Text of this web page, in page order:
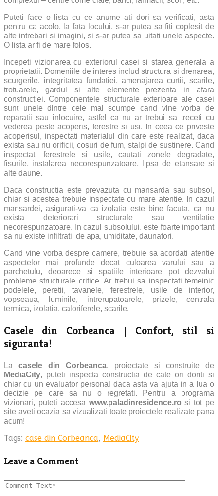
Puteti face o lista cu ce anume ati dori sa verificati, asta
pentru ca acolo, la fata locului, s-ar putea sa fiti coplesit de
alte intrebari si imagini, si s-ar putea sa uitati unele aspecte.
O lista ar fi de mare folos.
Incepeti vizionarea cu exteriorul casei si starea generala a
proprietatii. Domeniile de interes includ structura si drenarea,
scurgerile, integritatea fundatiei, amenajarea curtii, scarile,
trotuarele, gardul si alte elemente prezenta in afara
constructiei. Componentele structurale exterioare ale casei
sunt unele dintre cele mai scumpe cand vine vorba de
reparatii sau inlocuire, astfel ca nu ar trebui sa treceti cu
vederea peste acoperis, ferestre si usi. In ceea ce priveste
acoperisul, inspectati materialul din care este realizat, daca
exista sau nu orificii, cosuri de fum, stalpi de sustinere. Cand
inspectati ferestrele si usile, cautati zonele degradate,
fisurile, instalarea necorespunzatoare, lipsa de etansare si
alte daune.
Daca constructia este prevazuta cu mansarda sau subsol,
chiar si acestea trebuie inspectate cu mare atentie. In cazul
mansardei, asigurati-va ca izolatia este bine facuta, ca nu
exista deteriorari structurale sau ventilatie
necorespunzatoare. In cazul subsolului, este foarte important
sa nu existe infiltratii de apa, umiditate, daunatori.
Cand vine vorba despre camere, trebuie sa acordati atentie
aspectelor mai profunde decat culoarea varului sau a
parchetulu, deoarece si spatiile interioare pot dezvalui
probleme structurale critice. Ar trebui sa inspectati temeinic
podelele, peretii, tavanele, ferestrele, usile de interior,
vopseaua, luminile, intrerupatoarele, prizele, centrala
termica, izolatia, caloriferele, scarile.
Casele din Corbeanca | Confort, stil si
siguranta!
La casele din Corbeanca, proiectate si construite de
MediaCity, puteti inspecta constructia de cate ori doriti si
chiar cu un evaluator personal daca asta va ajuta in a lua o
decizie pe care sa nu o regretati. Pentru a programa
vizionari, puteti accesa www.paladinresidence.ro si tot pe
site aveti ocazia sa vizualizati toate proiectele realizate pana
acum!
Tags: case din Corbeanca, MediaCity
Leave a Comment